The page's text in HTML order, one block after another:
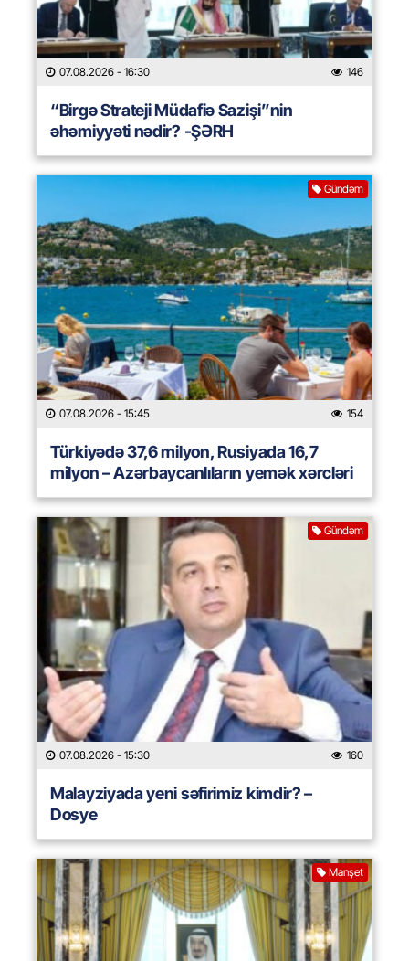
07.08.2026 - 16:30 146
“Birgə Strateji Müdafiə Sazişi”nin
əhəmiyyəti nədir? -ŞƏRH
Gündəm
07.08.2026 - 15:45 154
Türkiyədə 37,6 milyon, Rusiyada 16,7
milyon – Azərbaycanlıların yemək xərcləri
Gündəm
07.08.2026 - 15:30 160
Malayziyada yeni səfirimiz kimdir? –
Dosye
Manşet